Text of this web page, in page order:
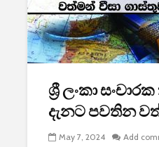
ශ්‍රී ලංකා
දැනට පවතින
May 7, 2024 Add